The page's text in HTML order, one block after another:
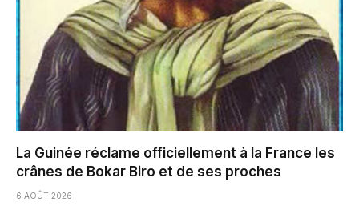
La Guinée réclame officiellement à la France les
crânes de Bokar Biro et de ses proches
6 AOÛT 2026